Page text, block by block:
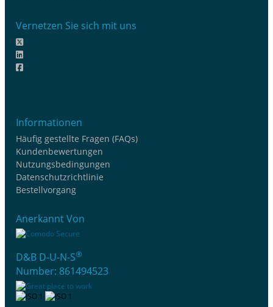
Vernetzen Sie sich mit uns
Informationen
Häufig gestellte Fragen (FAQs)
Kundenbewertungen
Nutzungsbedingungen
Datenschutzrichtlinie
Bestellvorgang
Anerkannt Von
D&B D-U-N-S®
Number: 861494523